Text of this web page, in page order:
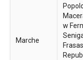
Marche
w